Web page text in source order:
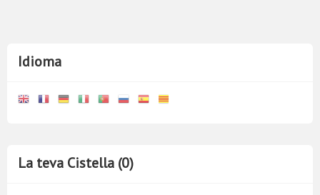
Idioma
La teva Cistella (0)